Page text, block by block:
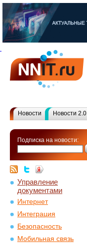
Новости Новости 2.0
Подписка на новости:
Управление
документами
Интернет
Интеграция
Безопасность
Мобильная связь